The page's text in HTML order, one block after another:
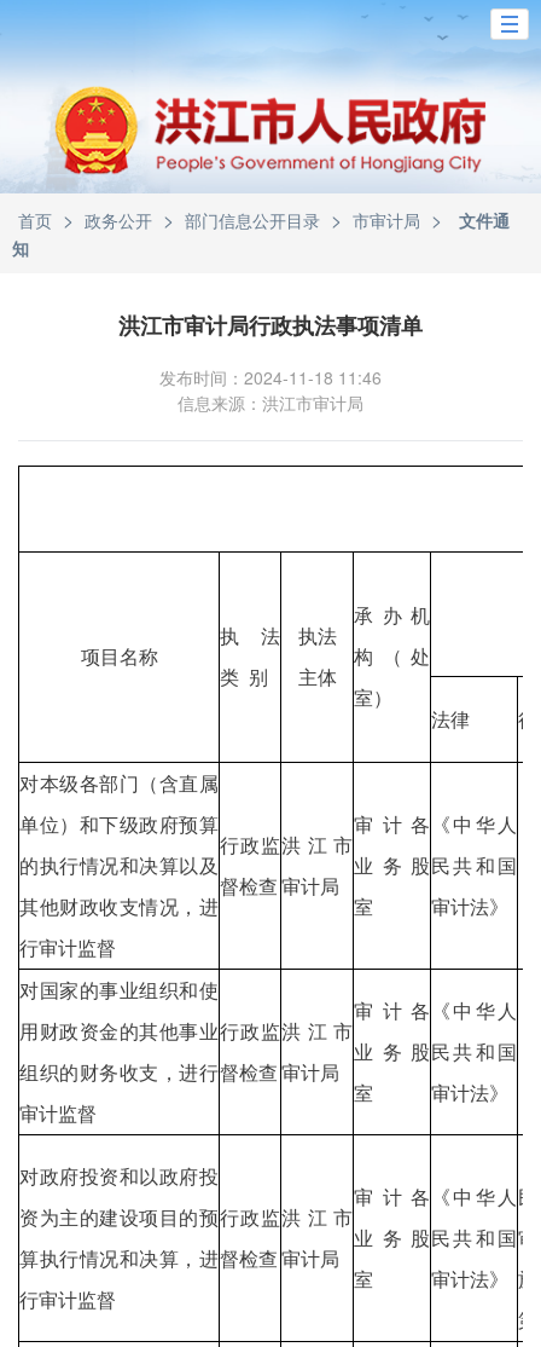
首页 > 政务公开 > 部门信息公开目录 > 市审计局 >
文件通
知
洪江市审计局行政执法事项清单
发布时间：2024-11-18 11:46
信息来源：洪江市审计局
项目名称
执法
类 别
执法
主体
承办机
构（处
室）
法律
对本级各部门（含直属
单位）和下级政府预算
的执行情况和决算以及
其他财政收支情况，进
行审计监督
行政监
督检查
洪江市
审计局
审计各
业务股
室
《中华人
民共和国
审计法》
对国家的事业组织和使
用财政资金的其他事业
组织的财务收支，进行
审计监督
行政监
督检查
洪江市
审计局
审计各
业务股
室
《中华人
民共和国
审计法》
对政府投资和以政府投
资为主的建设项目的预
算执行情况和决算，进
行审计监督
行政监
督检查
洪江市
审计局
审计各
业务股
室
《中华人
民共和国
审计法》